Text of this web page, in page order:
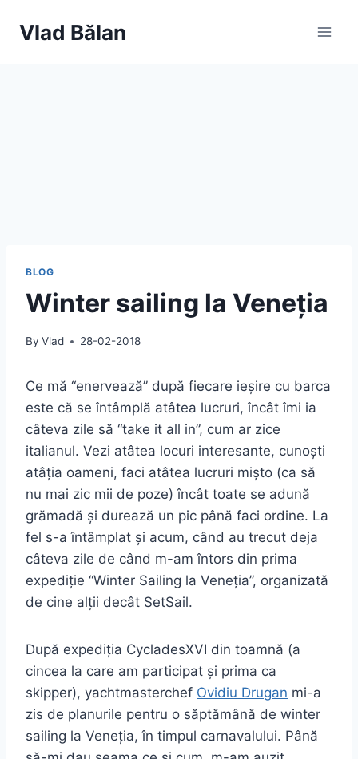
Vlad Bălan
BLOG
Winter sailing la Veneția
By Vlad 28-02-2018
Ce mă “enervează” după fiecare ieșire cu barca
este că se întâmplă atâtea lucruri, încât îmi ia
câteva zile să “take it all in”, cum ar zice
italianul. Vezi atâtea locuri interesante, cunoști
atâția oameni, faci atâtea lucruri mișto (ca să
nu mai zic mii de poze) încât toate se adună
grămadă și durează un pic până faci ordine. La
fel s-a întâmplat și acum, când au trecut deja
câteva zile de când m-am întors din prima
expediție “Winter Sailing la Veneția”, organizată
de cine alții decât SetSail.
După expediția CycladesXVI din toamnă (a
cincea la care am participat și prima ca
skipper), yachtmasterchef Ovidiu Drugan mi-a
zis de planurile pentru o săptămână de winter
sailing la Veneția, în timpul carnavalului. Până